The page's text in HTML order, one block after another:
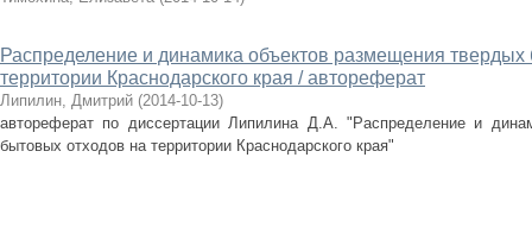
Распределение и динамика объектов размещения
территории Краснодарского края / автореферат
Липилин, Дмитрий (2014-10-13)
автореферат по диссертации Липилина Д.А. "Распределение и
бытовых отходов на территории Краснодарского края"